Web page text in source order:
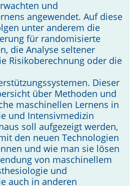
und
angewendet. Auf diese
unter anderem die
für randomisierte
die Analyse seltener
Risikoberechnung oder die
Dieser
über Methoden und
maschinellen Lernens in
und Intensivmedizin
soll aufgezeigt werden,
den neuen Technologien
und wie man sie lösen
von maschinellem
und
auch in anderen